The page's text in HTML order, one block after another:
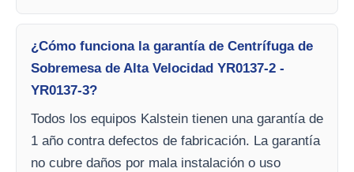
¿Cómo funciona la garantía de Centrífuga de
Sobremesa de Alta Velocidad YR0137-2 -
YR0137-3?
Todos los equipos Kalstein tienen una garantía de
1 año contra defectos de fabricación. La garantía
no cubre daños por mala instalación o uso